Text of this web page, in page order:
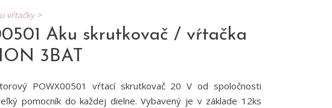
vŕtačky >
Aku skrutkovač / vŕtačka
3BAT
POWX00501 vŕtací skrutkovač 20 V od spoločnosti
pomocník do každej dielne. Vybavený je v základe 12ks